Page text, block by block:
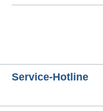
Service-Hotline